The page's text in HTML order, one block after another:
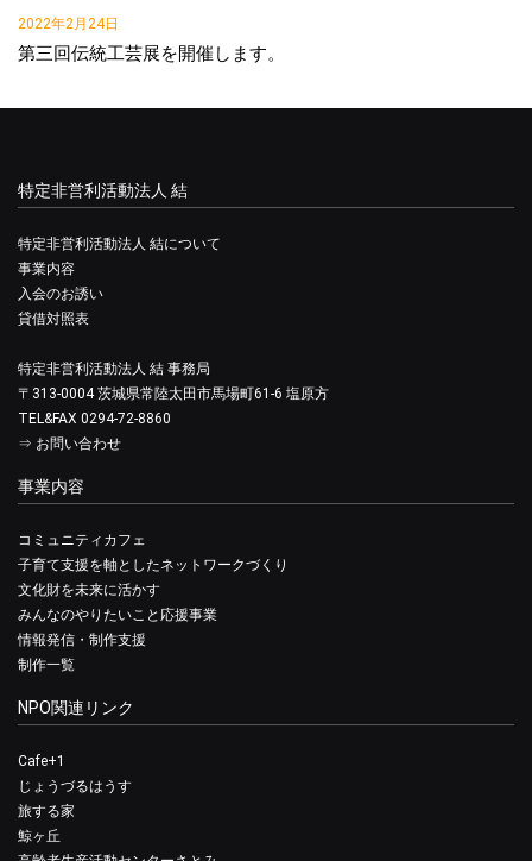
2022年2月24日
第三回伝統工芸展を開催します。
特定非営利活動法人 結
特定非営利活動法人 結について
事業内容
入会のお誘い
貸借対照表
特定非営利活動法人 結 事務局
〒313-0004 茨城県常陸太田市馬場町61-6 塩原方
TEL&FAX 0294-72-8860
⇒ お問い合わせ
事業内容
コミュニティカフェ
子育て支援を軸としたネットワークづくり
文化財を未来に活かす
みんなのやりたいこと応援事業
情報発信・制作支援
制作一覧
NPO関連リンク
Cafe+1
じょうづるはうす
旅する家
鯨ヶ丘